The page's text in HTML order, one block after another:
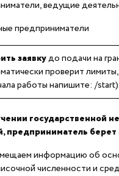
ведущие
предприниматели
заявкудо подачи на
проверит
работы напишите: /start).
государственной
предприниматель берет
информацию об
численности и